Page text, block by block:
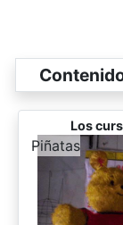
Los
-
Piñatas